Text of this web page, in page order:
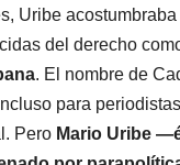
Uribe
del derecho
. El nombre de
para
Pero Mario Uribe